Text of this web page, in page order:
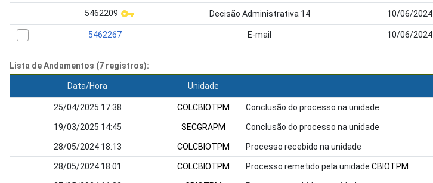
5462209 Decisão Administrativa 14 10/06/2024
5462267 E-mail 10/06/2024
Lista de Andamentos (7 registros):
Data/Hora Unidade
25/04/2025 17:38 COLCBIOTPM Conclusão do processo na unidade
19/03/2025 14:45 SECGRAPM Conclusão do processo na unidade
28/05/2024 18:13 COLCBIOTPM Processo recebido na unidade
28/05/2024 18:01 COLCBIOTPM Processo remetido pela unidade CBIOTPM